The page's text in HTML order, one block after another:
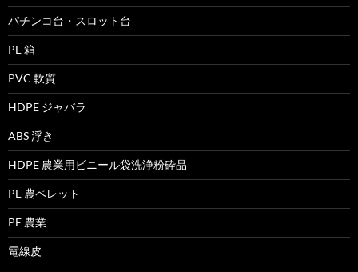
パチンコ台・スロット台
PE 箱
PVC 軟質
HDPE ジャバラ
ABS 浮き
HDPE 農業用ビニール袋洗浄粉砕品
PE 農ペレット
PE 農業
電線皮